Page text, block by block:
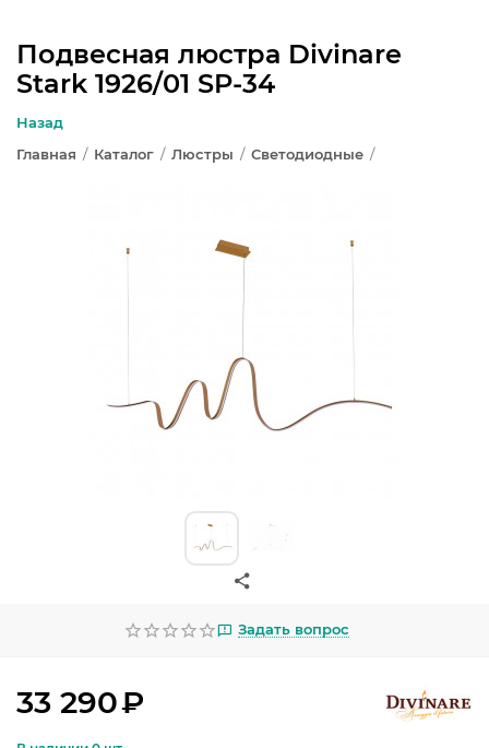
Подвесная люстра Divinare
Stark 1926/01 SP-34
Назад
Главная / Каталог / Люстры / Светодиодные /
Задать вопрос
33 290₽
ЛЮСТРЫ
НАСТОЛЬНЫЕ ЛАМПЫ
ТРЕКОВЫЕ СИСТЕМЫ
ОФИСНОЕ ОСВЕЩЕНИЕ
СВЕТОДИОДНАЯ ПОДСВЕТКА
ЛАМПОЧКИ
ЭЛЕКТРОТОВАРЫ
КОМПЛЕКТУЮЩИЕ